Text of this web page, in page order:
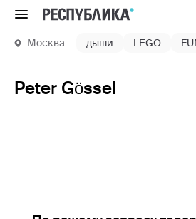
Меню
Москва дыши LEGO
Peter Gössel